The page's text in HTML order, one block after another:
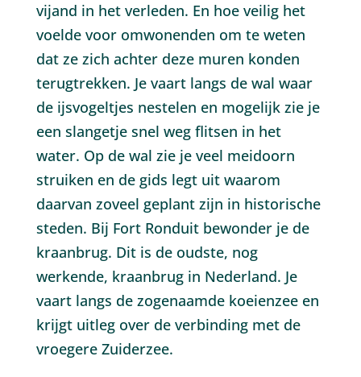
vijand in het verleden. En hoe veilig het
voelde voor omwonenden om te weten
dat ze zich achter deze muren konden
terugtrekken. Je vaart langs de wal waar
de ijsvogeltjes nestelen en mogelijk zie je
een slangetje snel weg flitsen in het
water. Op de wal zie je veel meidoorn
struiken en de gids legt uit waarom
daarvan zoveel geplant zijn in historische
steden. Bij Fort Ronduit bewonder je de
kraanbrug. Dit is de oudste, nog
werkende, kraanbrug in Nederland. Je
vaart langs de zogenaamde koeienzee en
krijgt uitleg over de verbinding met de
vroegere Zuiderzee.